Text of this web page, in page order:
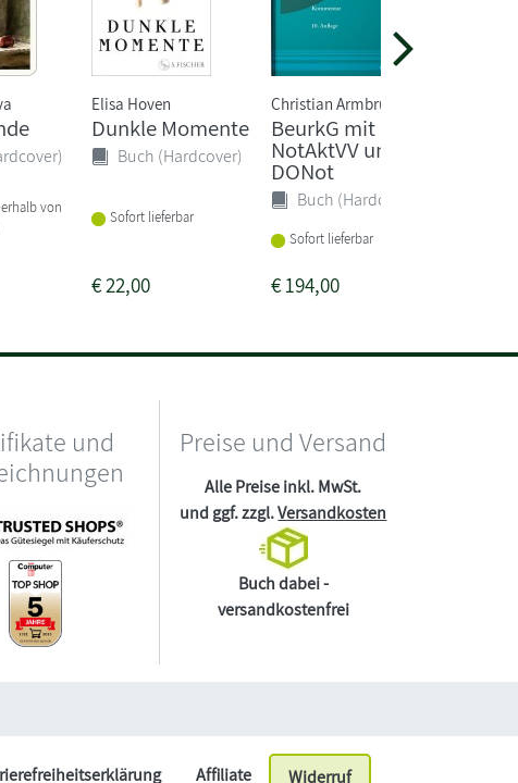
von
Elisa Hoven
Dunkle Momente
Buch (Hardcover)
Sofort lieferbar
€22,00
Christian Armbrüster
BeurkG mit
NotAktVV und
DONot
Buch (Hardcover)
Sofort lieferbar
€194,00
und
Preise und Versand
Alle Preise inkl. MwSt.
und ggf. zzgl.Versandkosten
Buch dabei -
versandkostenfrei
Affiliate Widerruf